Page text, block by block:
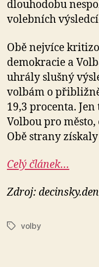
dlouhodobu
volebních
Obě nejvíce
demokracie a
uhrály slušný
volbám o
19,3 procenta.
Volbou pro
Obě strany
Celý článek…
Zdroj:
Štítkyvolby